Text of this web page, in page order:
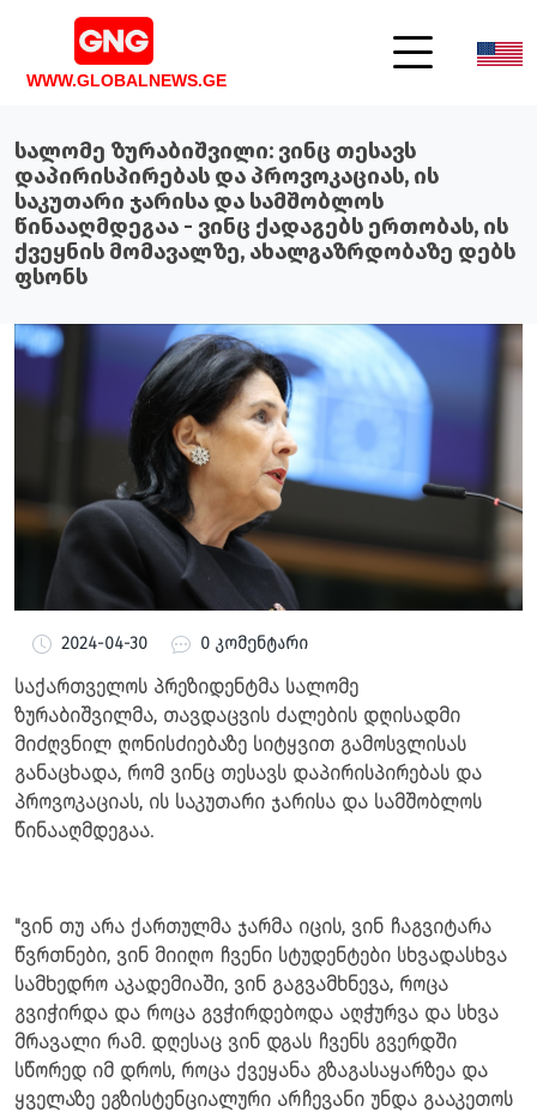
WWW.GLOBALNEWS.GE
სალომე ზურაბიშვილი: ვინც თესავს
დაპირისპირებას და პროვოკაციას, ის
საკუთარი ჯარისა და სამშობლოს
წინააღმდეგაა - ვინც ქადაგებს ერთობას, ის
ქვეყნის მომავალზე, ახალგაზრდობაზე დებს
ფსონს
2024-04-30 0 კომენტარი
საქართველოს პრეზიდენტმა სალომე
ზურაბიშვილმა, თავდაცვის ძალების დღისადმი
მიძღვნილ ღონისძიებაზე სიტყვით გამოსვლისას
განაცხადა, რომ ვინც თესავს დაპირისპირებას და
პროვოკაციას, ის საკუთარი ჯარისა და სამშობლოს
წინააღმდეგაა.
"ვინ თუ არა ქართულმა ჯარმა იცის, ვინ ჩაგვიტარა
წვრთნები, ვინ მიიღო ჩვენი სტუდენტები სხვადასხვა
სამხედრო აკადემიაში, ვინ გაგვამხნევა, როცა
გვიჭირდა და როცა გვჭირდებოდა აღჭურვა და სხვა
მრავალი რამ. დღესაც ვინ დგას ჩვენს გვერდში
სწორედ იმ დროს, როცა ქვეყანა გზაგასაყარზეა და
ყველაზე ეგზისტენციალური არჩევანი უნდა გააკეთოს